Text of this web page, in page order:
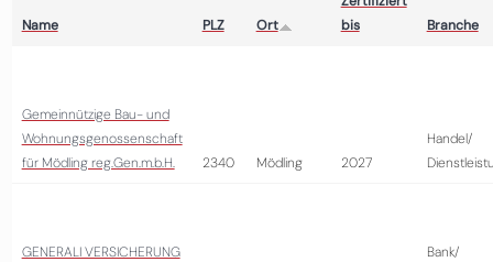
Name PLZ Ort
bis
Branche
Gemeinnützige Bau- und
Wohnungsgenossenschaft
für Mödling reg.Gen.m.b.H.
2340 Mödling 2027
Handel/
GENERALI VERSICHERUNG
Bank/